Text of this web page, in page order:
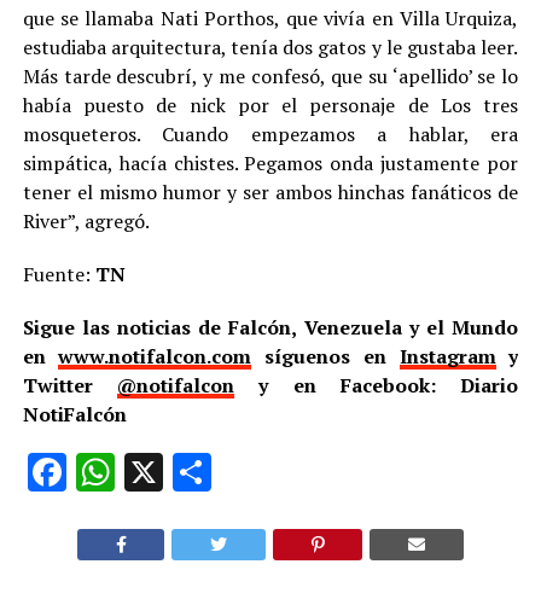
que se llamaba Nati Porthos, que vivía en Villa Urquiza,
estudiaba arquitectura, tenía dos gatos y le gustaba leer.
Más tarde descubrí, y me confesó, que su ‘apellido’ se lo
había puesto de nick por el personaje de Los tres
mosqueteros. Cuando empezamos a hablar, era
simpática, hacía chistes. Pegamos onda justamente por
tener el mismo humor y ser ambos hinchas fanáticos de
River”, agregó.
Fuente: TN
Sigue las noticias de Falcón, Venezuela y el Mundo
enwww.notifalcon.com síguenos en Instagramy
Twitter @notifalcon y en Facebook: Diario
NotiFalcón
Facebook
WhatsApp
X Compartir